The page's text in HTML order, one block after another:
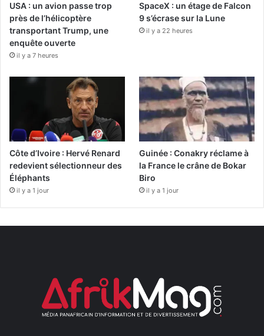
USA : un avion passe trop
près de l’hélicoptère
transportant Trump, une
enquête ouverte
il y a 7 heures
SpaceX : un étage de Falcon
9 s’écrase sur la Lune
il y a 22 heures
Côte d’Ivoire : Hervé Renard
redevient sélectionneur des
Éléphants
il y a 1 jour
Guinée : Conakry réclame à
la France le crâne de Bokar
Biro
il y a 1 jour